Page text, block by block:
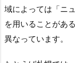
域によっては「ニ
を用いることがあ
異なっています。